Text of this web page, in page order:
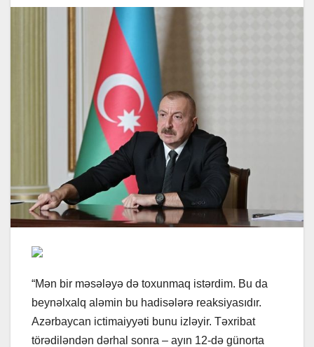
“Mən bir məsələyə də toxunmaq istərdim. Bu da
beynəlxalq aləmin bu hadisələrə reaksiyasıdır.
Azərbaycan ictimaiyyəti bunu izləyir. Təxribat
törədiləndən dərhal sonra – ayın 12-də günorta